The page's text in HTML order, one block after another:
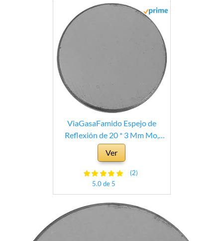
ViaGasaFamido Espejo de
Reflexión de 20 * 3 Mm Mo,
Lente Reflectora de Molibdeno
Para Tubos Láser Con Potencia
Inferior a 100 w, Duradero y de
Alto Rendimiento,visión de
máquina
Ver
5.0 de 5
(2)